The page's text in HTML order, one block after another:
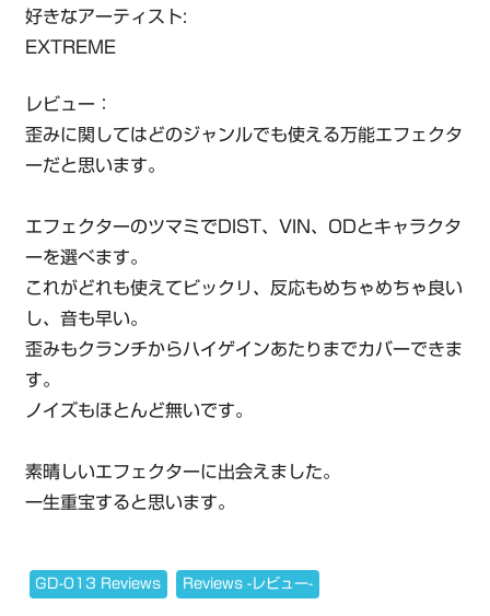
好きなアーティスト:
EXTREME
レビュー：
歪みに関してはどのジャンルでも使える万能エフェクタ
ーだと思います。
エフェクターのツマミでDIST、VIN、ODとキャラクタ
ーを選べます。
これがどれも使えてビックリ、反応もめちゃめちゃ良い
し、音も早い。
歪みもクランチからハイゲインあたりまでカバーできま
す。
ノイズもほとんど無いです。
素晴しいエフェクターに出会えました。
一生重宝すると思います。
GD-013 Reviews Reviews -レビュー-